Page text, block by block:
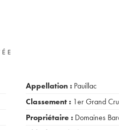
Appellation : Pauillac
Classement : 1er Grand
Propriétaire : Domaines